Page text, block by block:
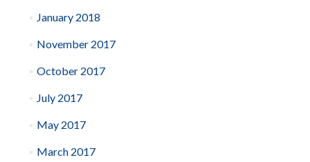
January 2018
November 2017
October 2017
July 2017
May 2017
March 2017